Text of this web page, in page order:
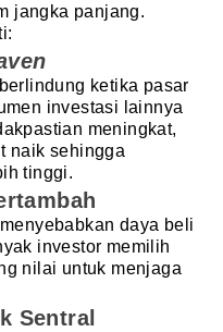
jangka panjang.
ketika pasar
investasi lainnya
meningkat,
naik sehingga
tinggi.
daya beli
investor memilih
nilai untuk menjaga
Sentral